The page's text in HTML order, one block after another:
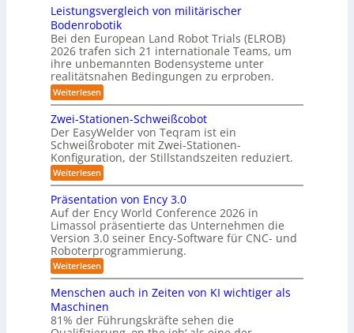
6m
3
D
-
S
t
e
r
e
o
-
K
a
m
e
r
a
s
y
s
t
e
m
u
t
t
l
e
-
S
y
s
t
e
m
f
ü
r
R
e
i
r
ä
u
Leistungsvergleich von militärischer
Bodenrobotik
Bei den European Land Robot Trials (ELROB)
2026 trafen sich 21 internationale Teams, um
ihre unbemannten Bodensysteme unter
realitätsnahen Bedingungen zu erproben.
Weiterlesen:
L
e
i
s
t
u
n
g
s
v
e
r
g
l
e
i
c
h
v
o
n
Zwei-Stationen-Schweißcobot
Der EasyWelder von Teqram ist ein
Schweißroboter mit Zwei-Stationen-
Konfiguration, der Stillstandszeiten reduziert.
Weiterlesen:
Z
w
e
i
-
S
t
a
t
i
o
n
e
n
Präsentation von Ency 3.0
Auf der Ency World Conference 2026 in
Limassol präsentierte das Unternehmen die
Version 3.0 seiner Ency-Software für CNC- und
Roboterprogrammierung.
Weiterlesen:
P
ä
s
e
Menschen auch in Zeiten von KI wichtiger als
Maschinen
81% der Führungskräfte sehen die